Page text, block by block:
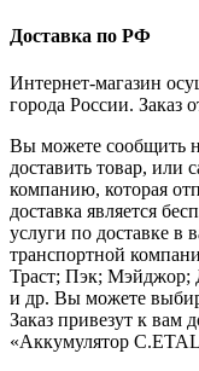
Доставка по РФ
Интернет-магазин
города России. Заказ
Вы можете сообщить
доставить товар, или
компанию, которая
доставка является
услуги по доставке в
транспортной
Траст; Пэк;
и др. Вы можете
Заказ привезут к вам
«Аккумулятор